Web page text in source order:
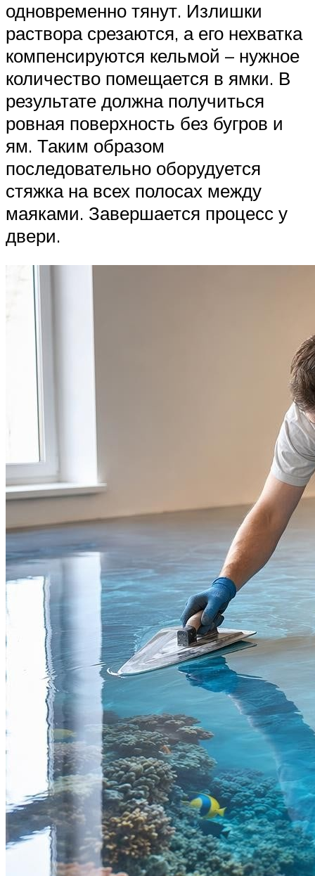
одновременно тянут. Излишки
раствора срезаются, а его нехватка
компенсируются кельмой – нужное
количество помещается в ямки. В
результате должна получиться
ровная поверхность без бугров и
ям. Таким образом
последовательно оборудуется
стяжка на всех полосах между
маяками. Завершается процесс у
двери.